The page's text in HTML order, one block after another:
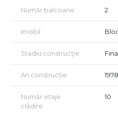
Număr balcoane 2
Imobil
Stadiu construcție
An construcție 1978
Număr etaje
clădire
10